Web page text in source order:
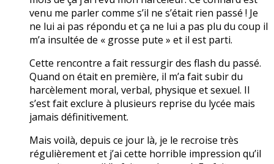
venu me parler comme s’il ne s’était rien passé ! Je
ne lui ai pas répondu et ça ne lui a pas plu du coup il
m’a insultée de « grosse pute » et il est parti.
Cette rencontre a fait ressurgir des flash du passé.
Quand on était en première, il m’a fait subir du
harcèlement moral, verbal, physique et sexuel. Il
s’est fait exclure à plusieurs reprise du lycée mais
jamais définitivement.
Mais voilà, depuis ce jour là, je le recroise très
régulièrement et j’ai cette horrible impression qu’il